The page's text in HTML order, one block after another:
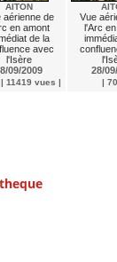
AITON
aérienne de
en amont
de la
avec
l'Isère
09/2009
| 11419 vues |
Vue
l'Arc
28/
|